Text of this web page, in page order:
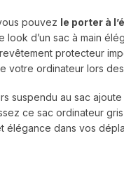
pouvez le porter à
look d’un sac à main
protecteur
votre ordinateur lors
suspendu au sac ajoute
ce sac ordinateur
élégance dans vos